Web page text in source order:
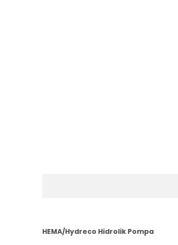
HEMA/Hydreco Hidrolik Pompa